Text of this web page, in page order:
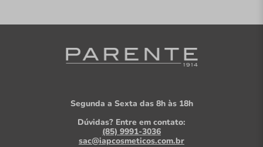
Segunda a Sexta das 8h às 18h
Dúvidas? Entre em contato:
(85) 9991-3036
sac@iapcosmeticos.com.br